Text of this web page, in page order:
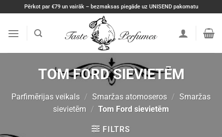
content
Pērkot par €79 un vairāk – bezmaksas piegāde uz UNISEND pakomatu
TOM FORD SIEVIETĒM
Parfimērijas veikals / Smaržas atomoseros / Smaržas
sievietēm / Tom Ford sievietēm
FILTRS